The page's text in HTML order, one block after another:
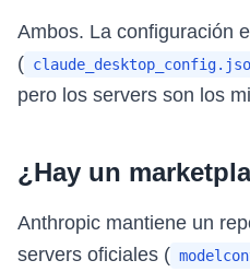
Ambos. La configuración
(
pero los servers son los
¿Hay un
Anthropic mantiene un
servers oficiales (